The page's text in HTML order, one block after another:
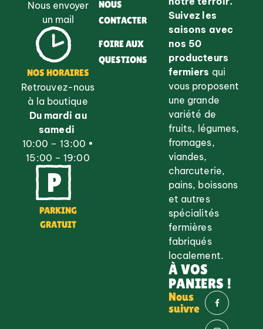
Nous envoyer
un mail
NOS HORAIRES
Retrouvez-nous
à la boutique
Du mardi au
samedi
10:00 – 13:00 •
15:00 – 19:00
PARKING
GRATUIT
NOUS
CONTACTER
FOIRE AUX
QUESTIONS
Suivez les
saisons avec
nos 50
producteurs
fermiers qui
vous proposent
une grande
variété de
fruits, légumes,
fromages,
viandes,
charcuterie,
pains, boissons
et autres
spécialités
fermières
fabriqués
localement.
À VOS
PANIERS !
Nous
suivre